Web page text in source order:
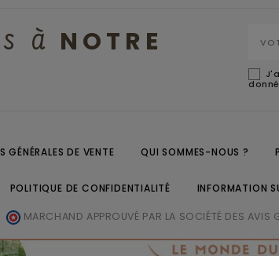
à NOTRE
DE VENTE QUI SOMMES-NOUS ?
POLITIQUE DE CONFIDENTIALITÉ INFORMATION
MARCHAND APPROUVÉ PAR LA SOCIÉTÉ DES AVIS